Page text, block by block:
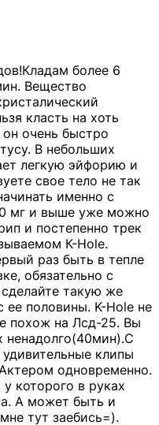
более 6
Вещество
класть на хоть
очень быстро
В небольших
легкую эйфорию и
свое тело не так
именно с
мг и выше уже можно
и постепенно трек
К-Hole.
раз быть в тепле
обязательно с
такую же
половины. K-Hole не
похож на Лсд-25. Вы
ненадолго(40мин).С
клипы
одновременно.
которого в руках
А может быть и
тут заебись=).